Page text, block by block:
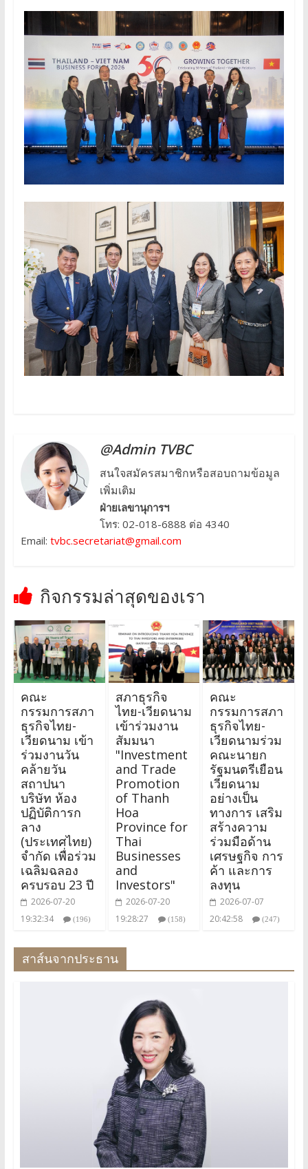
@Admin TVBC
สนใจสมัครสมาชิกหรือสอบถามข้อมูล
เพิ่มเติม
ฝ่ายเลขานุการฯ
โทร: 02-018-6888 ต่อ 4340
Email: tvbc.secretariat@gmail.com
กิจกรรมล่าสุดของเรา
คณะ
กรรมการสภา
ธุรกิจไทย-
เวียดนาม เข้า
ร่วมงานวัน
คล้ายวัน
สถาปนา
บริษัท ห้อง
ปฏิบัติการก
ลาง
(ประเทศไทย)
จำกัด เพื่อร่วม
เฉลิมฉลอง
ครบรอบ 23 ปี
2026-07-20
19:32:34
(196)
สภาธุรกิจ
ไทย-เวียดนาม
เข้าร่วมงาน
สัมมนา
"Investment
and Trade
Promotion
of Thanh
Hoa
Province for
Thai
Businesses
and
Investors"
2026-07-20
19:28:27
(158)
คณะ
กรรมการสภา
ธุรกิจไทย-
เวียดนามร่วม
คณะนายก
รัฐมนตรีเยือน
เวียดนาม
อย่างเป็น
ทางการ เสริม
สร้างความ
ร่วมมือด้าน
เศรษฐกิจ การ
ค้า และการ
ลงทุน
2026-07-07
20:42:58
(247)
สาส์นจากประธาน